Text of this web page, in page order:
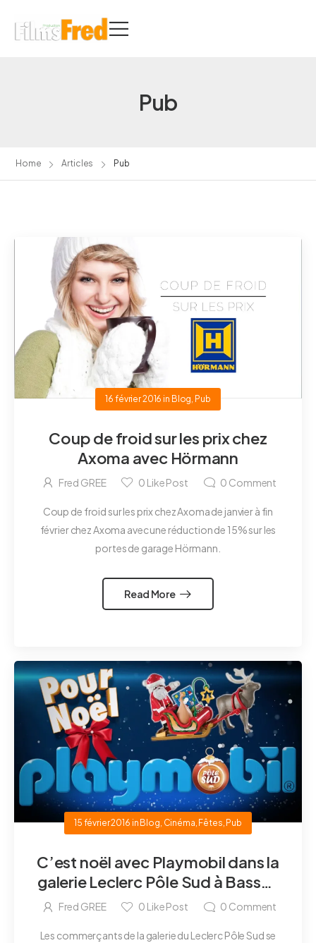
Pub
Home Articles Pub
16 février 2016 in Blog Pub
Coup de froid sur les prix chez
Axoma avec Hörmann
Fred GREE 0 Like Post 0 Comment
Coup de froid sur les prix chez Axoma de janvier à fin
février chez Axoma avec une réduction de 15% sur les
portes de garage Hörmann.
Read More
15 février 2016 in Blog, Cinéma, Fêtes, Pub
C’est noël avec Playmobil dans la
galerie Leclerc Pôle Sud à Basse-
Goulaine
Fred GREE 0 Like Post 0 Comment
Les commerçants de la galerie du Leclerc Pôle Sud se